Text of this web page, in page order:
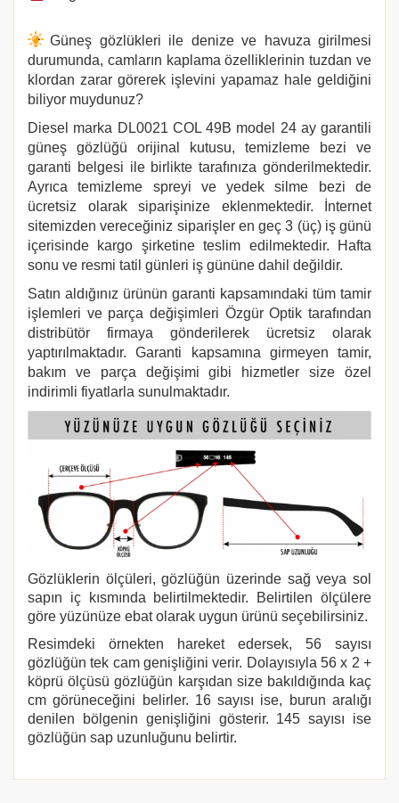
Güneş gözlükleri ile denize ve havuza girilmesi
durumunda, camların kaplama özelliklerinin tuzdan ve
klordan zarar görerek işlevini yapamaz hale geldiğini
biliyor muydunuz?
Diesel marka DL0021 COL 49B model 24 ay garantili
güneş gözlüğü orijinal kutusu, temizleme bezi ve
garanti belgesi ile birlikte tarafınıza gönderilmektedir.
Ayrıca temizleme spreyi ve yedek silme bezi de
ücretsiz olarak siparişinize eklenmektedir. İnternet
sitemizden vereceğiniz siparişler en geç 3 (üç) iş günü
içerisinde kargo şirketine teslim edilmektedir. Hafta
sonu ve resmi tatil günleri iş gününe dahil değildir.
Satın aldığınız ürünün garanti kapsamındaki tüm tamir
işlemleri ve parça değişimleri Özgür Optik tarafından
distribütör firmaya gönderilerek ücretsiz olarak
yaptırılmaktadır. Garanti kapsamına girmeyen tamir,
bakım ve parça değişimi gibi hizmetler size özel
indirimli fiyatlarla sunulmaktadır.
Gözlüklerin ölçüleri, gözlüğün üzerinde sağ veya sol
sapın iç kısmında belirtilmektedir. Belirtilen ölçülere
göre yüzünüze ebat olarak uygun ürünü seçebilirsiniz.
Resimdeki örnekten hareket edersek, 56 sayısı
gözlüğün tek cam genişliğini verir. Dolayısıyla 56 x 2 +
köprü ölçüsü gözlüğün karşıdan size bakıldığında kaç
cm görüneceğini belirler. 16 sayısı ise, burun aralığı
denilen bölgenin genişliğini gösterir. 145 sayısı ise
gözlüğün sap uzunluğunu belirtir.